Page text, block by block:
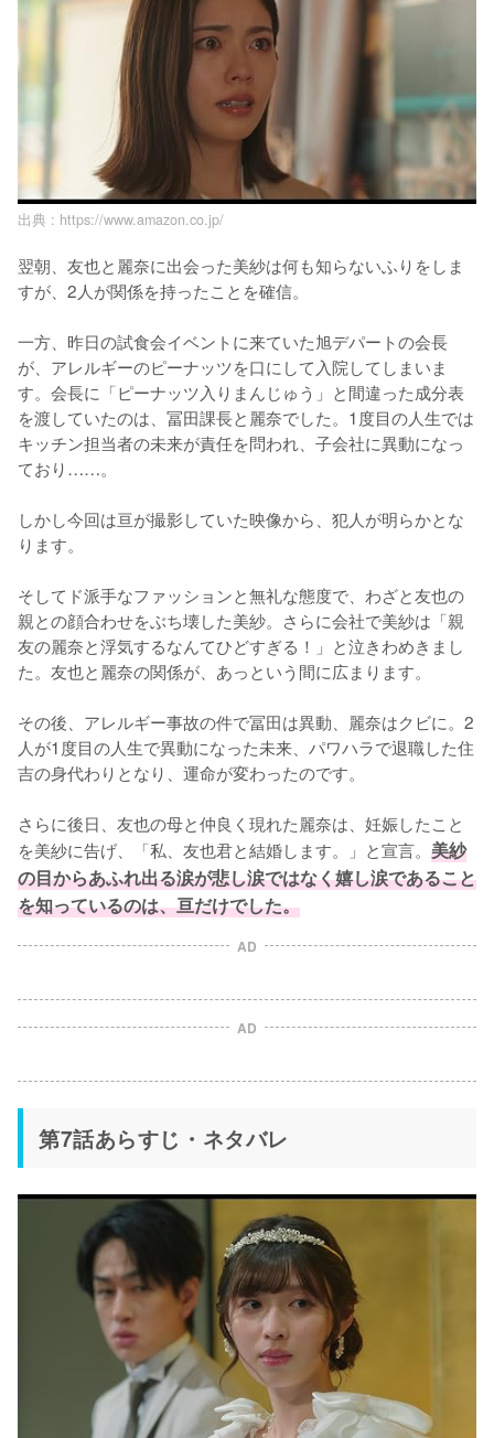
出典 : https://www.amazon.co.jp/
翌朝、友也と麗奈に出会った美紗は何も知らないふりをしま
すが、2人が関係を持ったことを確信。
一方、昨日の試食会イベントに来ていた旭デパートの会長
が、アレルギーのピーナッツを口にして入院してしまいま
す。会長に「ピーナッツ入りまんじゅう」と間違った成分表
を渡していたのは、冨田課長と麗奈でした。1度目の人生では
キッチン担当者の未来が責任を問われ、子会社に異動になっ
ており……。
しかし今回は亘が撮影していた映像から、犯人が明らかとな
ります。
そしてド派手なファッションと無礼な態度で、わざと友也の
親との顔合わせをぶち壊した美紗。さらに会社で美紗は「親
友の麗奈と浮気するなんてひどすぎる！」と泣きわめきまし
た。友也と麗奈の関係が、あっという間に広まります。
その後、アレルギー事故の件で冨田は異動、麗奈はクビに。2
人が1度目の人生で異動になった未来、パワハラで退職した住
吉の身代わりとなり、運命が変わったのです。
さらに後日、友也の母と仲良く現れた麗奈は、妊娠したこと
を美紗に告げ、「私、友也君と結婚します。」と宣言。 美紗
の目からあふれ出る涙が悲し涙ではなく嬉し涙であること
を知っているのは、亘だけでした。
AD
AD
第7話あらすじ・ネタバレ